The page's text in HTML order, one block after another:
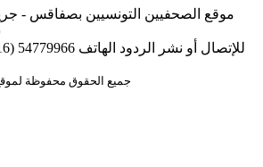
موقع الصحفيين التونسيين بصفاقس -
جميع الحقوق محفوظة لموقع